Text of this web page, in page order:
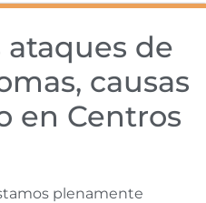
ataques de
causas
en Centros
plenamente